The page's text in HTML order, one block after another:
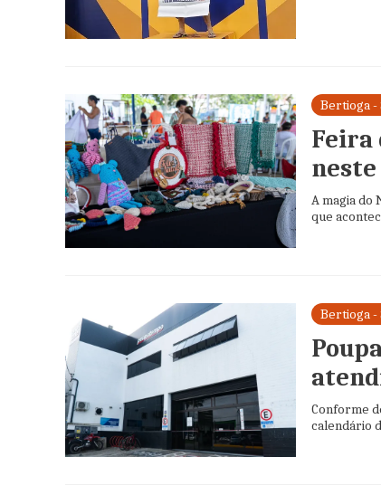
Bertioga -
Feira
A magia do
que
Bertioga -
Conforme
calendário